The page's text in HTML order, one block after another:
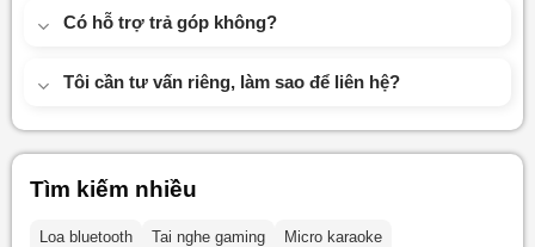
Có hỗ trợ trả góp không?
Tôi cần tư vấn riêng, làm sao để liên hệ?
Tìm kiếm nhiều
Loa bluetooth Tai nghe gaming
Micro karaoke